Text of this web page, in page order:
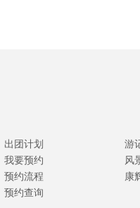
出团计划
我要预约
预约流程
预约查询
游
风
康